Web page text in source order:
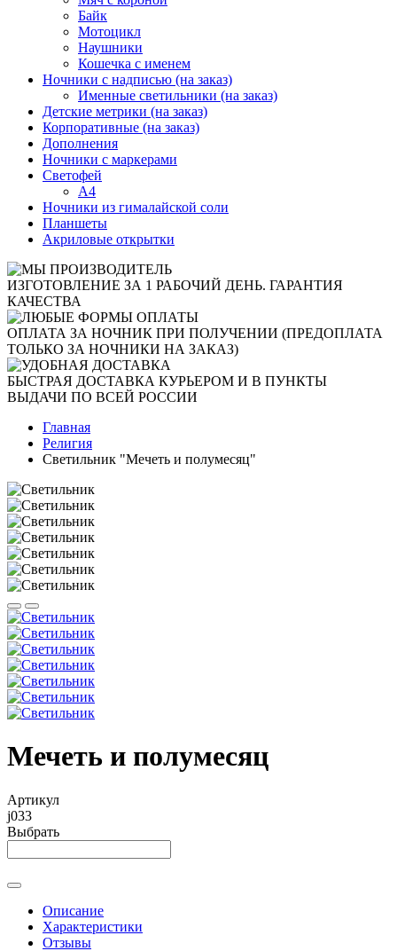
Байк
Мотоцикл
Наушники
Кошечка с именем
Ночники с надписью (на заказ)
Именные светильники (на заказ)
Детские метрики (на заказ)
Корпоративные (на заказ)
Дополнения
Ночники с маркерами
Светофей
А4
Ночники из гималайской соли
Планшеты
Акриловые открытки
ИЗГОТОВЛЕНИЕ ЗА 1 РАБОЧИЙ ДЕНЬ. ГАРАНТИЯ
КАЧЕСТВА
ОПЛАТА ЗА НОЧНИК ПРИ ПОЛУЧЕНИИ (ПРЕДОПЛАТА
ТОЛЬКО ЗА НОЧНИКИ НА ЗАКАЗ)
БЫСТРАЯ ДОСТАВКА КУРЬЕРОМ И В ПУНКТЫ
ВЫДАЧИ ПО ВСЕЙ РОССИИ
Главная
Религия
Светильник "Мечеть и полумесяц"
Мечеть и полумесяц
Артикул
j033
Выбрать
Описание
Характеристики
Отзывы